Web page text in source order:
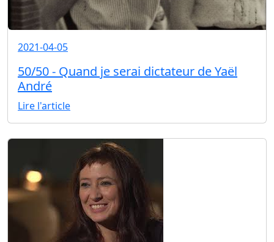
2021-04-05
50/50 - Quand je serai dictateur de Yaël
André
Lire l'article